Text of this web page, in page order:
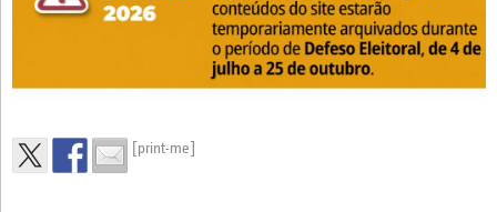
[print-me]